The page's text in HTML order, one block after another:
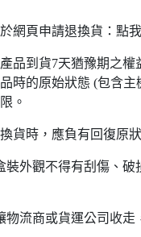
網頁申請退換貨：點
品到貨7天猶豫期之
時的原始狀態 (包含
。
貨時，應負有回復原
外觀不得有刮傷、
流商或貨運公司收走